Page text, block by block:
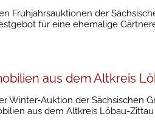
Frühjahrsauktionen der
für eine ehemalige
aus dem Altkreis
Winter-Auktion der Sächsischen
aus dem Altkreis Löbau-Zittau